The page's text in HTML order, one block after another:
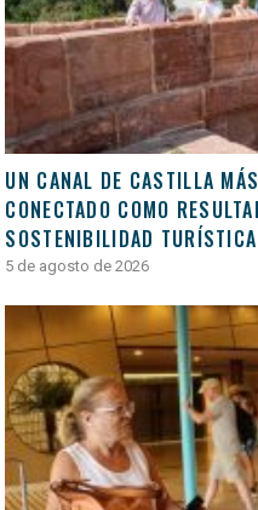
UN CANAL DE CASTILLA
CONECTADO COMO
SOSTENIBILIDAD
5 de agosto de 2026